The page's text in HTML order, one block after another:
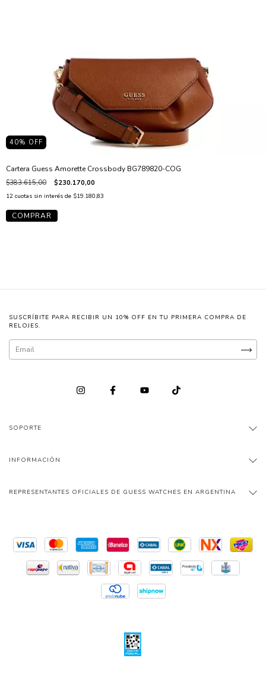
40% OFF
Cartera Guess Amorette Crossbody BG789820-COG
$383.615,00 $230.170,00
12 cuotas sin interés de $19.180,83
SUSCRÍBITE PARA RECIBIR UN 10% OFF EN TU PRIMERA COMPRA DE
RELOJES.
SOPORTE
INFORMACIÓN
REPRESENTANTES OFICIALES DE GUESS WATCHES EN ARGENTINA